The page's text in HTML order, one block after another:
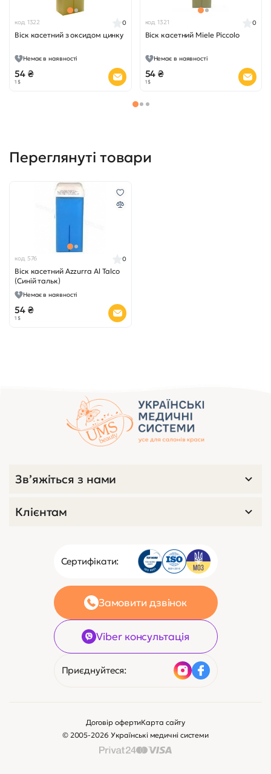
код 1322
Віск касетний з оксидом цинку
0
Немає в наявності
54 ₴
1 $
код 1321
Віск касетний Miele Piccolo
0
Немає в наявності
54 ₴
1 $
Переглянуті товари
код 576
Віск касетний Azzurra Al Talco
(Синій тальк)
0
Немає в наявності
54 ₴
1 $
Сертифікати:
Замовити дзвінок
Viber консультація
Приєднуйтеся:
Зв’яжіться з нами
Клієнтам
© 2005-2026 Українські медичні системи
Договір офертиКарта сайту